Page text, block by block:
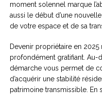
moment solennel marque
aussi le début d’une
de votre espace et de sa
Devenir propriétaire en
profondément gratifiant. Au-
démarche vous permet de
d’acquérir une stabilité
patrimoine transmissible. En